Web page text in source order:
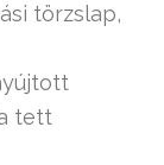
törzslap,
tett